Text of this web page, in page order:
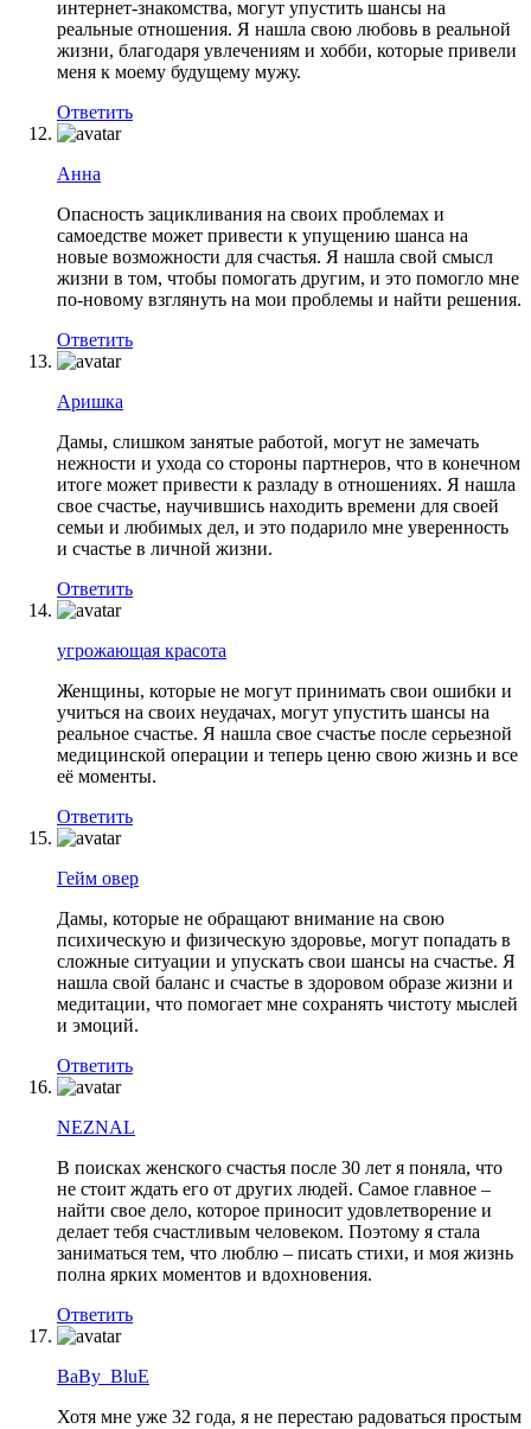
интернет-знакомства, могут упустить шансы на
реальные отношения. Я нашла свою любовь в реальной
жизни, благодаря увлечениям и хобби, которые привели
меня к моему будущему мужу.
Ответить
Анна
Опасность зацикливания на своих проблемах и
самоедстве может привести к упущению шанса на
новые возможности для счастья. Я нашла свой смысл
жизни в том, чтобы помогать другим, и это помогло мне
по-новому взглянуть на мои проблемы и найти решения.
Ответить
Аришка
Дамы, слишком занятые работой, могут не замечать
нежности и ухода со стороны партнеров, что в конечном
итоге может привести к разладу в отношениях. Я нашла
свое счастье, научившись находить времени для своей
семьи и любимых дел, и это подарило мне уверенность
и счастье в личной жизни.
Ответить
угрожающая красота
Женщины, которые не могут принимать свои ошибки и
учиться на своих неудачах, могут упустить шансы на
реальное счастье. Я нашла свое счастье после серьезной
медицинской операции и теперь ценю свою жизнь и все
её моменты.
Ответить
Гейм овер
Дамы, которые не обращают внимание на свою
психическую и физическую здоровье, могут попадать в
сложные ситуации и упускать свои шансы на счастье. Я
нашла свой баланс и счастье в здоровом образе жизни и
медитации, что помогает мне сохранять чистоту мыслей
и эмоций.
Ответить
NEZNAL
В поисках женского счастья после 30 лет я поняла, что
не стоит ждать его от других людей. Самое главное –
найти свое дело, которое приносит удовлетворение и
делает тебя счастливым человеком. Поэтому я стала
заниматься тем, что люблю – писать стихи, и моя жизнь
полна ярких моментов и вдохновения.
Ответить
BaBy_BluE
Хотя мне уже 32 года, я не перестаю радоваться простым